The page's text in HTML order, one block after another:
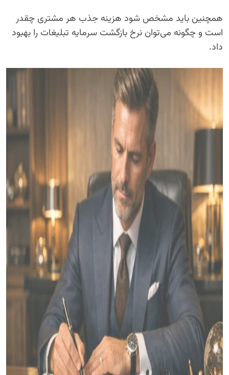
همچنین باید مشخص شود هزینه جذب هر مشتری چقدر
است و چگونه می‌توان نرخ بازگشت سرمایه تبلیغات را بهبود
داد.